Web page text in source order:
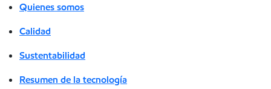
Quienes somos
Calidad
Sustentabilidad
Resumen de la tecnología